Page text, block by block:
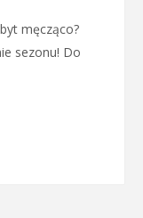
męcząco?
sezonu! Do